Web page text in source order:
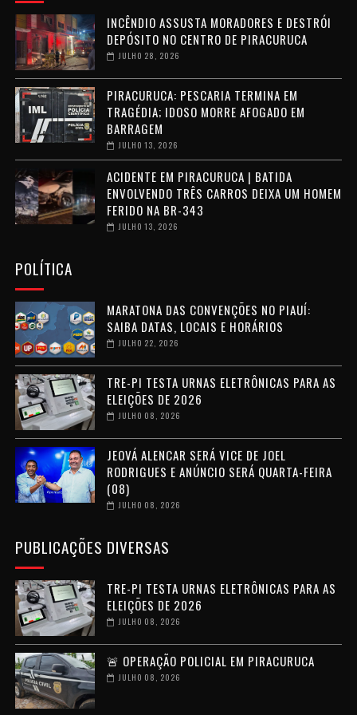
INCÊNDIO ASSUSTA MORADORES E DESTRÓI
DEPÓSITO NO CENTRO DE PIRACURUCA
JULHO 28, 2026
PIRACURUCA: PESCARIA TERMINA EM
TRAGÉDIA; IDOSO MORRE AFOGADO EM
BARRAGEM
JULHO 13, 2026
ACIDENTE EM PIRACURUCA | BATIDA
ENVOLVENDO TRÊS CARROS DEIXA UM HOMEM
FERIDO NA BR-343
JULHO 13, 2026
POLÍTICA
MARATONA DAS CONVENÇÕES NO PIAUÍ:
SAIBA DATAS, LOCAIS E HORÁRIOS
JULHO 22, 2026
TRE-PI TESTA URNAS ELETRÔNICAS PARA AS
ELEIÇÕES DE 2026
JULHO 08, 2026
JEOVÁ ALENCAR SERÁ VICE DE JOEL
RODRIGUES E ANÚNCIO SERÁ QUARTA-FEIRA
(08)
JULHO 08, 2026
PUBLICAÇÕES DIVERSAS
TRE-PI TESTA URNAS ELETRÔNICAS PARA AS
ELEIÇÕES DE 2026
JULHO 08, 2026
🚨 OPERAÇÃO POLICIAL EM PIRACURUCA
JULHO 08, 2026